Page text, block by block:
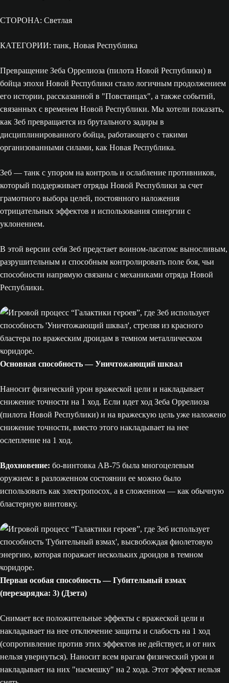
СТОРОНА: Светлая
КАТЕГОРИИ: танк, Новая Республика
Превращение Зеба Оррелиоза (пилота Новой Республики) в
бойца эпохи Новой Республики стало логичным продолжением
его истории, рассказанной в "Повстанцах", а также событий,
связанных с временем Новой Республики. Мы хотели показать,
как Зеб превращается из брутального задиры в
дисциплинированного бойца, работающего с такими
организованными силами, как Новая Республика.
Зеб — танк с упором на контроль и ослабление противников,
который поддерживает отряды Новой Республики за счет
грамотного выбора целей, постоянного наложения
отрицательных эффектов и использования синергии с
уклонением.
В этой версии себя Зеб предстает воином-ласатом: выносливым,
разрушительным и способным контролировать поле боя, чьи
способности напрямую связаны с механиками отряда Новой
Республики.
Основная способность — Уничтожающий шквал
Наносит физический урон вражеской цели и накладывает
снижение точности на 1 ход. Если идет ход Зеба Оррелиоза
(пилота Новой Республики) и на вражескую цель уже наложено
снижение точности, вместо этого накладывает на нее
ослепление на 1 ход.
Вдохновение: бо-винтовка AB-75 была многоцелевым
оружием: в разложенном состоянии ее можно было
использовать как электропосох, а в сложенном — как обычную
бластерную винтовку.
Первая особая способность — Губительный взмах
(перезарядка: 3) (Дзета)
Снимает все положительные эффекты с вражеской цели и
накладывает на нее отключение защиты и слабость на 1 ход
(сопротивление против этих эффектов не действует, и от них
нельзя увернуться). Наносит всем врагам физический урон и
накладывает на них "насмешку" на 2 хода. Этот эффект нельзя